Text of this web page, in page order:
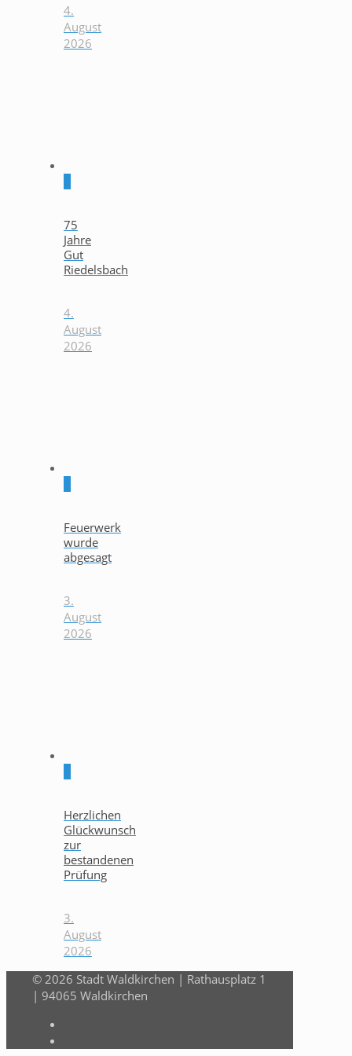
4.
August
2026
75
Jahre
Gut
Riedelsbach
4.
August
2026
Feuerwerk
wurde
abgesagt
3.
August
2026
Herzlichen
Glückwunsch
zur
bestandenen
Prüfung
3.
August
2026
© 2026 Stadt Waldkirchen | Rathausplatz 1
| 94065 Waldkirchen